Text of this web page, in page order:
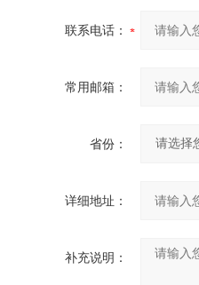
联系电话：
常用邮箱：
省份：
详细地址：
补充说明：